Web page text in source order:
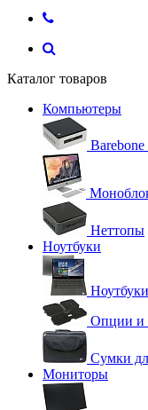
Каталог товаров
Компьютеры
Неттопы
Ноутбуки
Ноутбуки
Опции и
Сумки
Мониторы